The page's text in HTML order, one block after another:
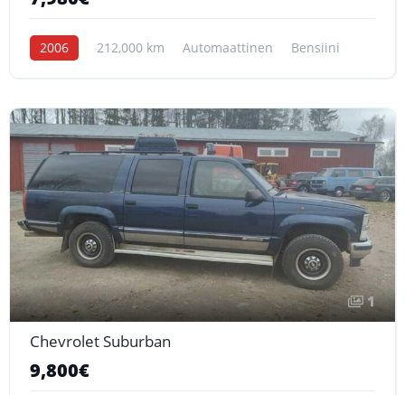
2006 212,000 km Automaattinen Bensiini
1
Chevrolet Suburban
9,800€